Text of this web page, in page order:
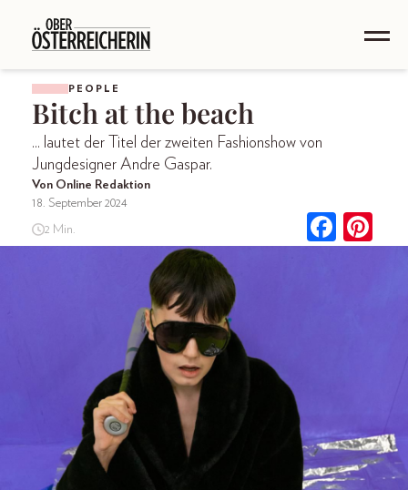
PEOPLE
Bitch at the beach
... lautet der Titel der zweiten Fashionshow von
Jungdesigner Andre Gaspar.
Von Online Redaktion
18. September 2024
2 Min.